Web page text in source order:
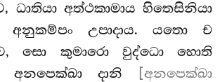
ධාතියා අත්ථකාමාය හිතෙසිනියා
අනුකම්පං උපාදාය. යතො ච
සො කුමාරො වුද්ධො හොති
අනපෙක්ඛා දානි
[අනපෙක්ඛා